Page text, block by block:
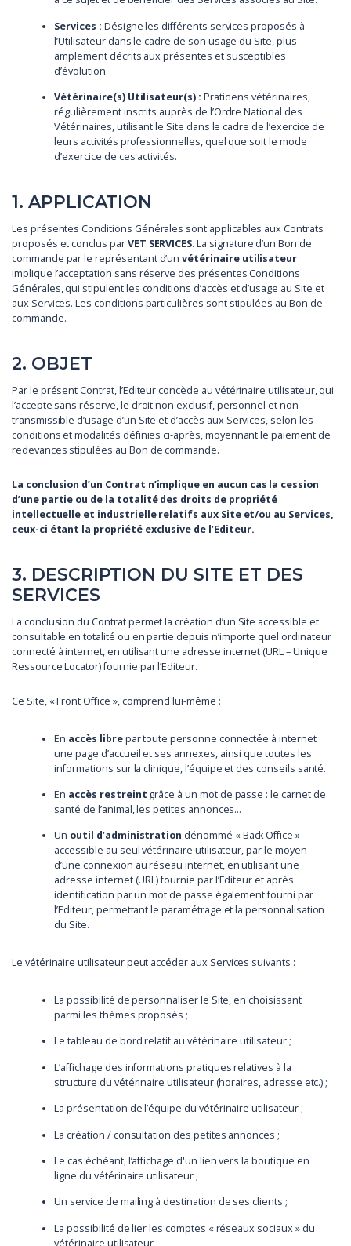
Services : Désigne les différents services proposés à
l’Utilisateur dans le cadre de son usage du Site, plus
amplement décrits aux présentes et susceptibles
d’évolution.
Vétérinaire(s) Utilisateur(s) : Praticiens vétérinaires,
régulièrement inscrits auprès de l’Ordre National des
Vétérinaires, utilisant le Site dans le cadre de l’exercice de
leurs activités professionnelles, quel que soit le mode
d’exercice de ces activités.
1. APPLICATION
Les présentes Conditions Générales sont applicables aux Contrats
proposés et conclus parVET SERVICES. La signature d’un Bon de
commande par le représentant d’unvétérinaire utilisateur
implique l’acceptation sans réserve des présentes Conditions
Générales, qui stipulent les conditions d’accès et d’usage au Site et
aux Services. Les conditions particulières sont stipulées au Bon de
commande.
2. OBJET
Par le présent Contrat, l’Editeur concède au vétérinaire utilisateur, qui
l’accepte sans réserve, le droit non exclusif, personnel et non
transmissible d’usage d’un Site et d’accès aux Services, selon les
conditions et modalités définies ci-après, moyennant le paiement de
redevances stipulées au Bon de commande.
La conclusion d’un Contrat n’implique en aucun cas la cession
d’une partie ou de la totalité des droits de propriété
intellectuelle et industrielle relatifs aux Site et/ou au Services,
ceux-ci étant la propriété exclusive de l’Editeur.
3. DESCRIPTION DU SITE ET DES
SERVICES
La conclusion du Contrat permet la création d’un Site accessible et
consultable en totalité ou en partie depuis n’importe quel ordinateur
connecté à internet, en utilisant une adresse internet (URL – Unique
Ressource Locator) fournie par l’Editeur.
Ce Site, « Front Office », comprend lui-même :
En accès librepar toute personne connectée à internet :
une page d’accueil et ses annexes, ainsi que toutes les
informations sur la clinique, l’équipe et des conseils santé.
En accès restreint grâce à un mot de passe : le carnet de
santé de l’animal, les petites annonces…
Un outil d’administration dénommé « Back Office »
accessible au seul vétérinaire utilisateur, par le moyen
d’une connexion au réseau internet, en utilisant une
adresse internet (URL) fournie par l’Editeur et après
identification par un mot de passe également fourni par
l’Editeur, permettant le paramétrage et la personnalisation
du Site.
Le vétérinaire utilisateur peut accéder aux Services suivants :
La possibilité de personnaliser le Site, en choisissant
parmi les thèmes proposés ;
Le tableau de bord relatif au vétérinaire utilisateur ;
L’affichage des informations pratiques relatives à la
structure du vétérinaire utilisateur (horaires, adresse etc.) ;
La présentation de l’équipe du vétérinaire utilisateur ;
La création / consultation des petites annonces ;
Le cas échéant, l’affichage d'un lien vers la boutique en
ligne du vétérinaire utilisateur ;
Un service de mailing à destination de ses clients ;
La possibilité de lier les comptes « réseaux sociaux » du
vétérinaire utilisateur ;